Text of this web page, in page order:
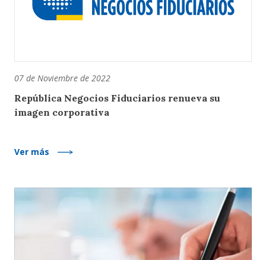
07 de Noviembre de 2022
República Negocios Fiduciarios renueva su
imagen corporativa
Ver más